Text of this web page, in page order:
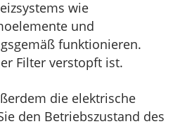
wie
und
funktionieren.
Filter verstopft ist.
die elektrische
den Betriebszustand des